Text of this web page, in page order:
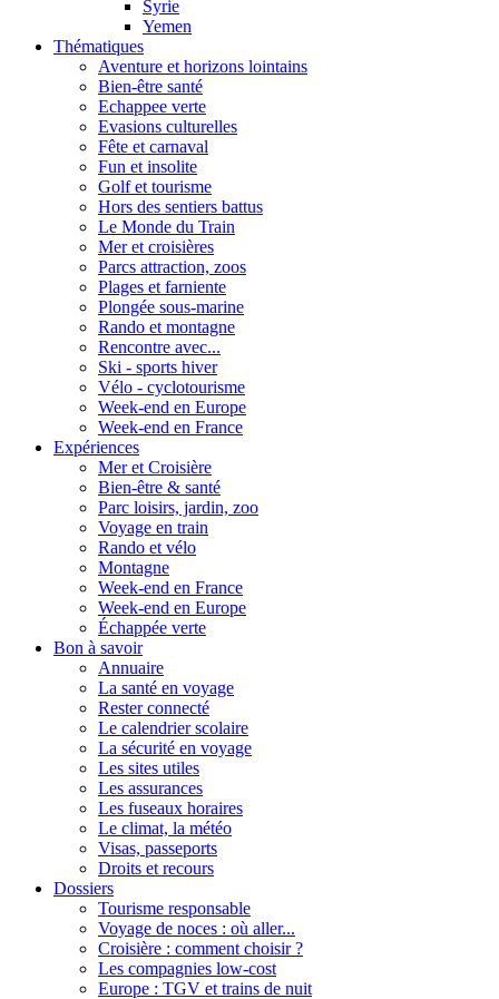
Syrie
Yemen
Thématiques
Aventure et horizons lointains
Bien-être santé
Echappee verte
Evasions culturelles
Fête et carnaval
Fun et insolite
Golf et tourisme
Hors des sentiers battus
Le Monde du Train
Mer et croisières
Parcs attraction, zoos
Plages et farniente
Plongée sous-marine
Rando et montagne
Rencontre avec...
Ski - sports hiver
Vélo - cyclotourisme
Week-end en Europe
Week-end en France
Expériences
Mer et Croisière
Bien-être & santé
Parc loisirs, jardin, zoo
Voyage en train
Rando et vélo
Montagne
Week-end en France
Week-end en Europe
Échappée verte
Bon à savoir
Annuaire
La santé en voyage
Rester connecté
Le calendrier scolaire
La sécurité en voyage
Les sites utiles
Les assurances
Les fuseaux horaires
Le climat, la météo
Visas, passeports
Droits et recours
Dossiers
Tourisme responsable
Voyage de noces : où aller...
Croisière : comment choisir ?
Les compagnies low-cost
Europe : TGV et trains de nuit